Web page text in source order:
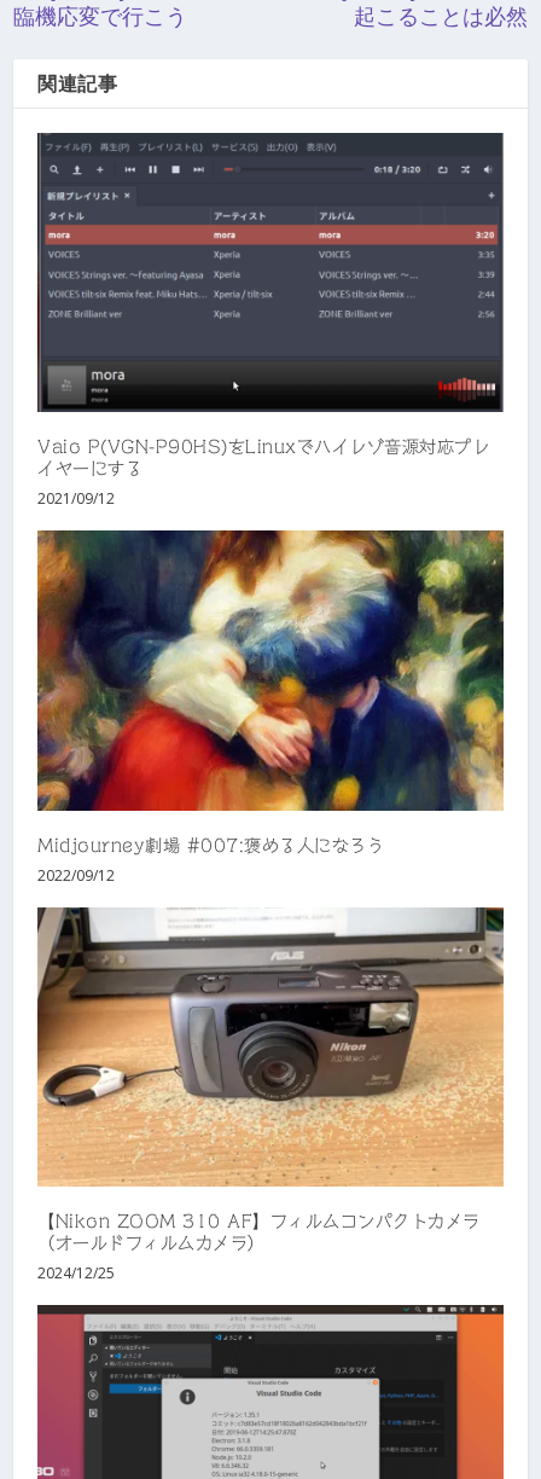
臨機応変で行こう
起こることは必然
関連記事
Vaio P(VGN-P90HS)をLinuxでハイレゾ音源対応プレ
イヤーにする
2021/09/12
Midjourney劇場 #007:褒める人になろう
2022/09/12
【Nikon ZOOM 310 AF】フィルムコンパクトカメラ
（オールドフィルムカメラ）
2024/12/25